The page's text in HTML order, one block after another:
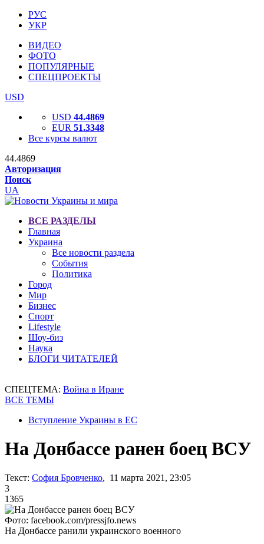
РУС
УКР
ВИДЕО
ФОТО
ПОПУЛЯРНЫЕ
СПЕЦПРОЕКТЫ
USD
USD 44.4869
EUR 51.3348
Все курсы валют
44.4869
Авторизация
Поиск
UA
ВСЕ РАЗДЕЛЫ
Главная
Украина
Все новости раздела
События
Политика
Город
Мир
Бизнес
Спорт
Lifestyle
Шоу-биз
Наука
БЛОГИ ЧИТАТЕЛЕЙ
СПЕЦТЕМА: Война в Иране
ВСЕ ТЕМЫ
Вступление Украины в ЕС
На Донбассе ранен боец ВСУ
Текст: София Бровченко, 11 марта 2021, 23:05
3
1365
Фото: facebook.com/pressjfo.news
На Донбассе ранили украинского военного